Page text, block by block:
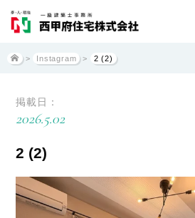
> Instagram > 2 (2)
掲載日：
2026.5.02
2 (2)